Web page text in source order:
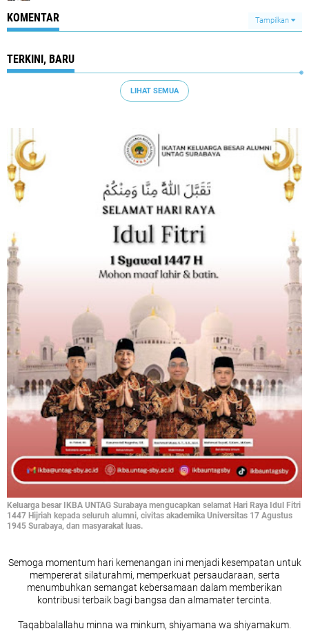
KOMENTAR Tampilkan
TERKINI, BARU
LIHAT SEMUA
Keluarga besar IKBA UNTAG Surabaya mengucapkan selamat Hari Raya Idul Fitri
1447 Hijriah kepada seluruh alumni, civitas akademika Universitas 17 Agustus
1945 Surabaya, dan masyarakat luas.
Semoga momentum hari kemenangan ini menjadi kesempatan untuk
mempererat silaturahmi, memperkuat persaudaraan, serta
menumbuhkan semangat kebersamaan dalam memberikan
kontribusi terbaik bagi bangsa dan almamater tercinta.
Taqabbalallahu minna wa minkum, shiyamana wa shiyamakum.